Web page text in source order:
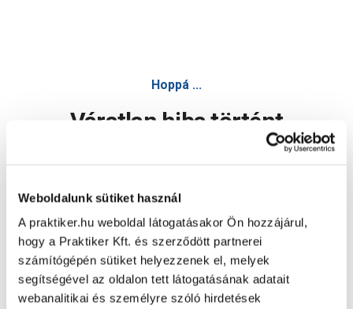
Weboldalunk sütiket használ
A praktiker.hu weboldal látogatásakor Ön hozzájárul,
hogy a Praktiker Kft. és szerződött partnerei
számítógépén sütiket helyezzenek el, melyek
segítségével az oldalon tett látogatásának adatait
webanalitikai és személyre szóló hirdetések
Hoppá ...
Váratlan hiba történt
Oldal újratöltése